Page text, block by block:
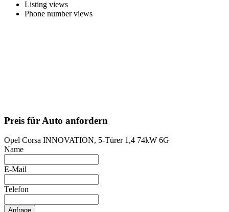
Listing views
Phone number views
Preis für Auto anfordern
Opel Corsa INNOVATION, 5-Türer 1,4 74kW 6G
Name
E-Mail
Telefon
Anfrage